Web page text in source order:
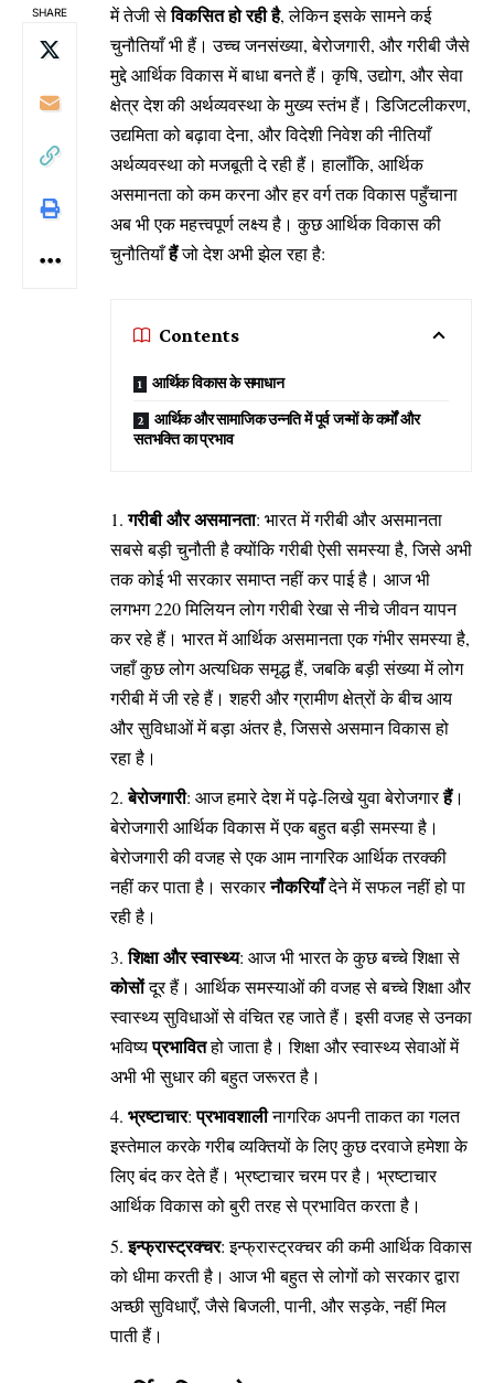
SHARE
में तेजी सेविकसित हो रही है, लेकिन इसके सामने कई
चुनौतियाँ भी हैं। उच्च जनसंख्या, बेरोजगारी, और गरीबी जैसे
मुद्दे आर्थिक विकास में बाधा बनते हैं। कृषि, उद्योग, और सेवा
क्षेत्र देश की अर्थव्यवस्था के मुख्य स्तंभ हैं। डिजिटलीकरण,
उद्यमिता को बढ़ावा देना, और विदेशी निवेश की नीतियाँ
अर्थव्यवस्था को मजबूती दे रही हैं। हालाँकि, आर्थिक
असमानता को कम करना और हर वर्ग तक विकास पहुँचाना
अब भी एक महत्त्वपूर्ण लक्ष्य है। कुछ आर्थिक विकास की
चुनौतियाँहैंजो देश अभी झेल रहा है:
Contents
आर्थिक विकास के समाधान
आर्थिक और सामाजिक उन्नति में पूर्व जन्मों के कर्मों और
सतभक्ति का प्रभाव
गरीबी और असमानता: भारत में गरीबी और असमानता
सबसे बड़ी चुनौती है क्योंकि गरीबी ऐसी समस्या है, जिसे अभी
तक कोई भी सरकार समाप्त नहीं कर पाई है। आज भी
लगभग 220 मिलियन लोग गरीबी रेखा से नीचे जीवन यापन
कर रहे हैं। भारत में आर्थिक असमानता एक गंभीर समस्या है,
जहाँ कुछ लोग अत्यधिक समृद्ध हैं, जबकि बड़ी संख्या में लोग
गरीबी में जी रहे हैं। शहरी और ग्रामीण क्षेत्रों के बीच आय
और सुविधाओं में बड़ा अंतर है, जिससे असमान विकास हो
रहा है।
बेरोजगारी: आज हमारे देश में पढ़े-लिखे युवा बेरोजगारहैं।
बेरोजगारी आर्थिक विकास में एक बहुत बड़ी समस्या है।
बेरोजगारी की वजह से एक आम नागरिक आर्थिक तरक्की
नहीं कर पाता है। सरकारनौकरियाँदेने में सफल नहीं हो पा
रही है।
शिक्षा और स्वास्थ्य: आज भी भारत के कुछ बच्चे शिक्षा से
कोसोंदूर हैं। आर्थिक समस्याओं की वजह से बच्चे शिक्षा और
स्वास्थ्य सुविधाओं से वंचित रह जाते हैं। इसी वजह से उनका
भविष्यप्रभावितहो जाता है। शिक्षा और स्वास्थ्य सेवाओं में
अभी भी सुधार की बहुत जरूरत है।
भ्रष्टाचार:प्रभावशालीनागरिक अपनी ताकत का गलत
इस्तेमाल करके गरीब व्यक्तियों के लिए कुछ दरवाजे हमेशा के
लिए बंद कर देते हैं। भ्रष्टाचार चरम पर है। भ्रष्टाचार
आर्थिक विकास को बुरी तरह से प्रभावित करता है।
इन्फ्रास्ट्रक्चर: इन्फ्रास्ट्रक्चर की कमी आर्थिक विकास
को धीमा करती है। आज भी बहुत से लोगों को सरकार द्वारा
अच्छी सुविधाएँ, जैसे बिजली, पानी, और सड़के, नहीं मिल
पाती हैं।